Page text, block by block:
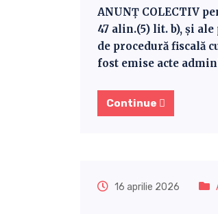
ANUNȚ COLECTIV
47 alin.(5) lit. b), și
de procedură fiscală
fost emise acte
Continue
16 aprilie 2026